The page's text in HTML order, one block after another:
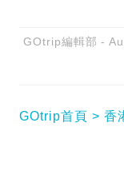
GOtrip編輯部
GOtrip首頁 香